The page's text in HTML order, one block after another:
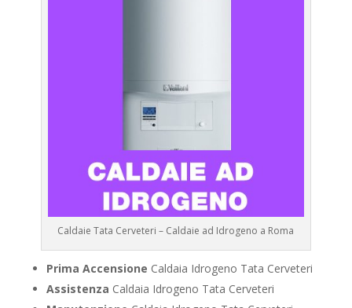
Caldaie Tata Cerveteri – Caldaie ad Idrogeno a Roma
Prima Accensione Caldaia Idrogeno Tata Cerveteri
Assistenza Caldaia Idrogeno Tata Cerveteri